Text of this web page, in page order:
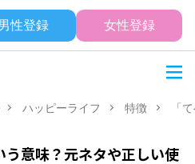
性登録 女性登録
ハッピーライフ 特徴 「
う意味？元ネタや正しい使